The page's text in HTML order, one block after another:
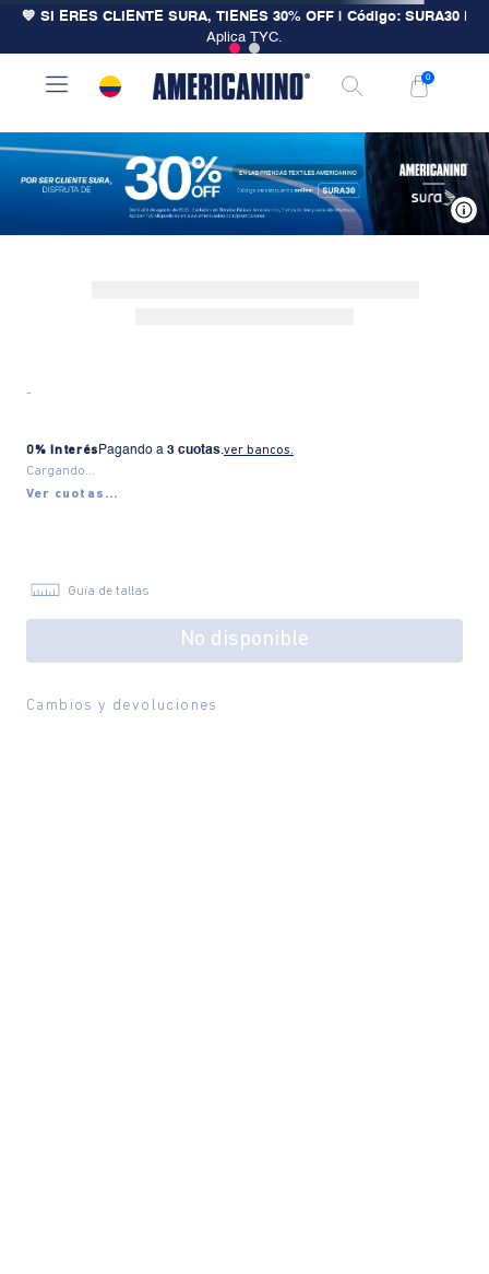
💙 SI ERES CLIENTE SURA, TIENES 30% OFF | Código: SURA30
Aplica TYC.
0
-
0% Interés Pagando a 3 cuotas.ver bancos.
Cargando...
Ver cuotas...
Guía de tallas
No disponible
Cambios y devoluciones